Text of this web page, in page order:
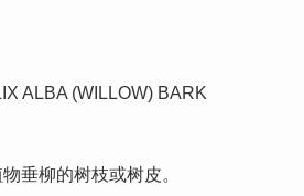
ALBA (WILLOW) BARK
垂柳的树枝或树皮。